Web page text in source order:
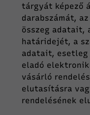
tárgyát képező
darabszámát,
összeg adatait,
határidejét, a
adatait, esetleg
eladó
vásárló
elutasításra
rendelésének